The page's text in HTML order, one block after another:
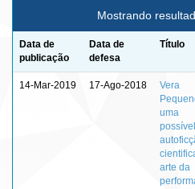
Mostrando
Data de
publicação
Data de
defesa
Título
14-Mar-2019 17-Ago-2018
Vera
uma
possível
arte da